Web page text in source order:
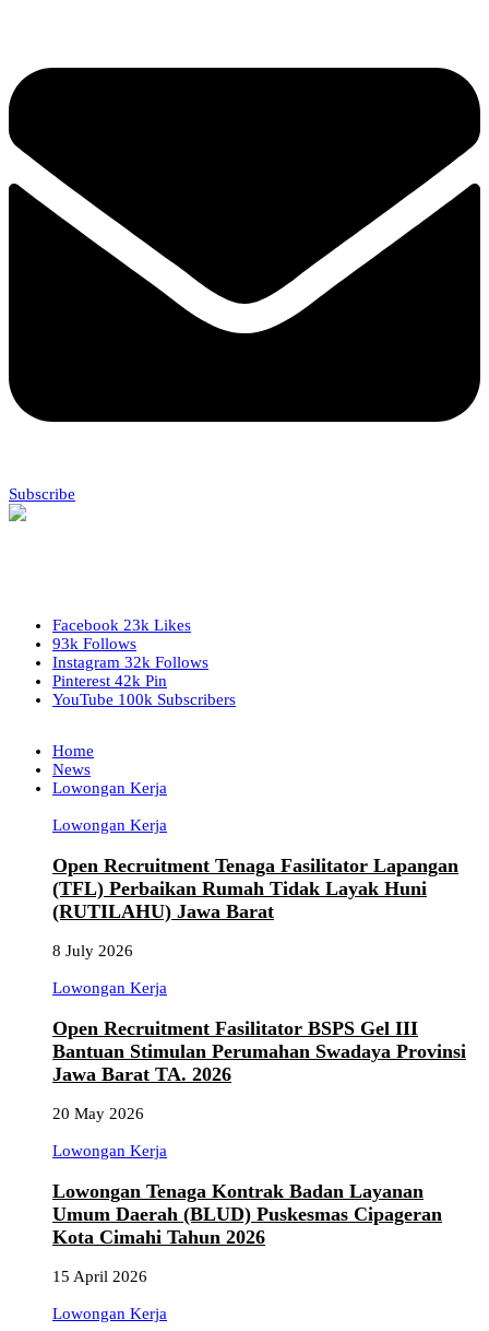
Subscribe
Facebook 23k Likes
93k Follows
Instagram 32k Follows
Pinterest 42k Pin
YouTube 100k Subscribers
Home
News
Lowongan Kerja
Lowongan Kerja
Open Recruitment Tenaga Fasilitator Lapangan
(TFL) Perbaikan Rumah Tidak Layak Huni
(RUTILAHU) Jawa Barat
8 July 2026
Lowongan Kerja
Open Recruitment Fasilitator BSPS Gel III
Bantuan Stimulan Perumahan Swadaya Provinsi
Jawa Barat TA. 2026
20 May 2026
Lowongan Kerja
Lowongan Tenaga Kontrak Badan Layanan
Umum Daerah (BLUD) Puskesmas Cipageran
Kota Cimahi Tahun 2026
15 April 2026
Lowongan Kerja